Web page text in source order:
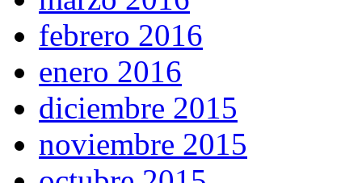
febrero 2016
enero 2016
diciembre 2015
noviembre 2015